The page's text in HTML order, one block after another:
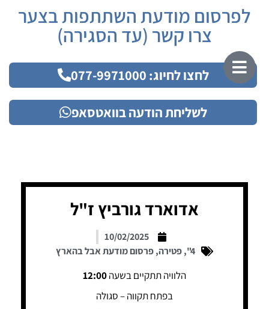
לפרסום מודעת השתתפות בצער
צרו קשר (עד הסגירה)
לחצו לחיוג: 077-9971000
לשליחת הודעה בוואטסאפ
אדוארד גורביץ ז"ל
10/02/2025
4"
,פטירה,פרסום מודעת אבל בהארץ
הלוויה תתקיים בשעה12:00
בפתח תקווה – סגולה